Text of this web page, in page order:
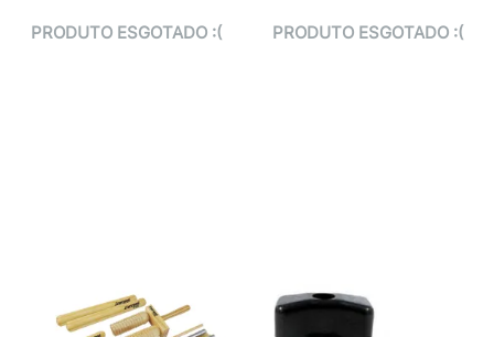
PRODUTO ESGOTADO :( PRODUTO ESGOTADO :(